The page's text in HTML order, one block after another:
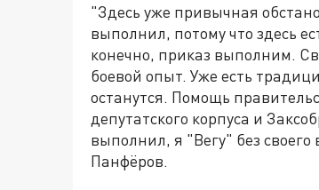
"Здесь уже привычная
выполнил, потому что здесь
конечно, приказ выполним.
боевой опыт. Уже есть
останутся. Помощь
депутатского корпуса и
выполнил, я "Вегу" без
Панфёров.